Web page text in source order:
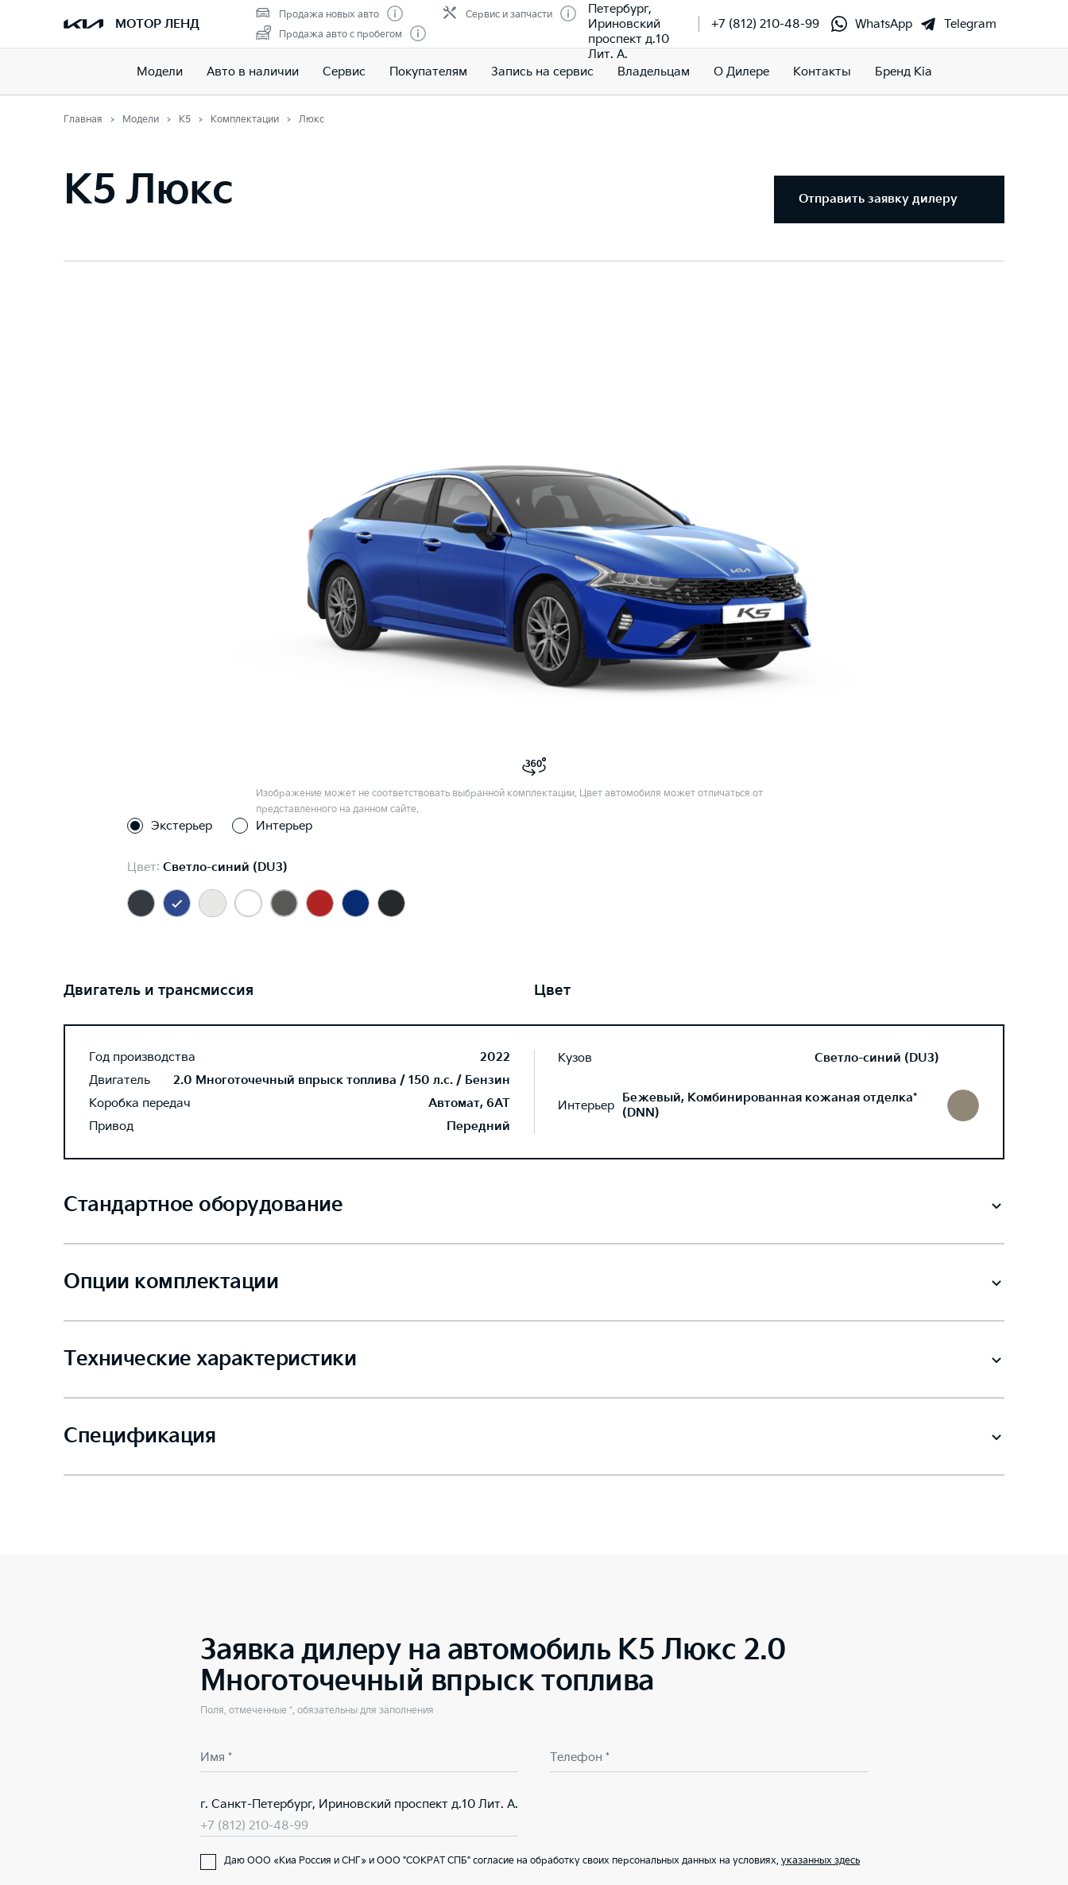
МОТОР ЛЕНД
Продажа новых авто
Продажа авто с пробегом
Сервис и запчасти
Петербург,
Ириновский
проспект д.10
Лит. А.
+7 (812) 210-48-99 WhatsApp Telegram
Модели Авто в наличии Сервис Покупателям Запись на сервис Владельцам О Дилере Контакты Бренд Kia
Главная Модели K5 Комплектации Люкс
K5 Люкс Отправить заявку дилеру
Изображение может не соответствовать выбранной комплектации. Цвет автомобиля может отличаться от
представленного на данном сайте.
Экстерьер Интерьер
Цвет: Светло-синий (DU3)
Двигатель и трансмиссия
Год производства
2022
Двигатель
2.0 Многоточечный впрыск топлива / 150 л.с. / Бензин
Коробка передач
Автомат, 6AT
Привод
Передний
Цвет
Кузов Светло-синий (DU3)
Интерьер Бежевый, Комбинированная кожаная отделка*
(DNN)
Стандартное оборудование
Опции комплектации
Технические характеристики
Спецификация
Заявка дилеру на автомобиль K5 Люкс 2.0
Многоточечный впрыск топлива
Поля, отмеченные *, обязательны для заполнения
Имя * Телефон *
г. Санкт-Петербург, Ириновский проспект д.10 Лит. А.
+7 (812) 210-48-99
Даю ООО «Киа Россия и СНГ» и ООО "СОКРАТ СПБ" согласие на обработку своих персональных данных на условиях, указанных здесь